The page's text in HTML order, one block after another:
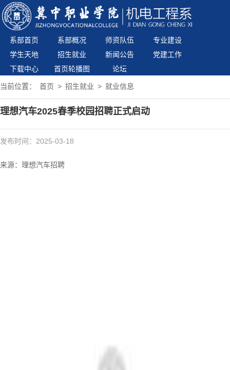
系部首页 系部概况 师资队伍
专业建设
学生天地
招生就业 新闻公告
党建工作
下载中心
首页轮播图 论坛
当前位置： 首页 > 招生就业 > 就业信息
理想汽车2025春季校园招聘正式启动
发布时间：2025-03-18
来源：理想汽车招聘